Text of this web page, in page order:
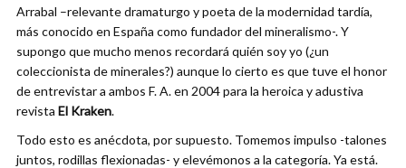
Arrabal –relevante dramaturgo y poeta de la modernidad tardía,
más conocido en España como fundador del mineralismo-. Y
supongo que mucho menos recordará quién soy yo (¿un
coleccionista de minerales?) aunque lo cierto es que tuve el honor
de entrevistar a ambos F. A. en 2004 para la heroica y adustiva
revista El Kraken.
Todo esto es anécdota, por supuesto. Tomemos impulso -talones
juntos, rodillas flexionadas- y elevémonos a la categoría. Ya está.